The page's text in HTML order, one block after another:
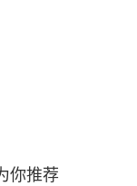
你推荐